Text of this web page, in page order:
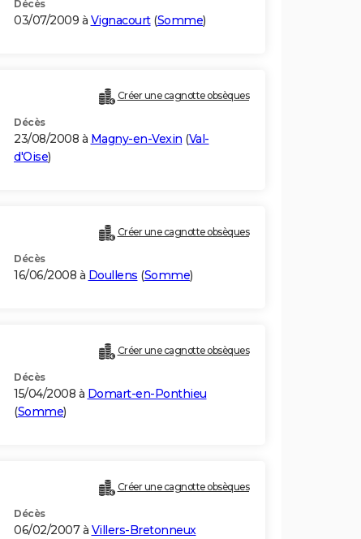
Décès
03/07/2009 à Vignacourt(Somme)
Créer une cagnotte obsèques
Décès
23/08/2008 à Magny-en-Vexin (Val-
d'Oise)
Créer une cagnotte obsèques
Décès
16/06/2008 à Doullens (Somme)
Créer une cagnotte obsèques
Décès
15/04/2008 à Domart-en-Ponthieu
(Somme)
Créer une cagnotte obsèques
Décès
06/02/2007 à Villers-Bretonneux